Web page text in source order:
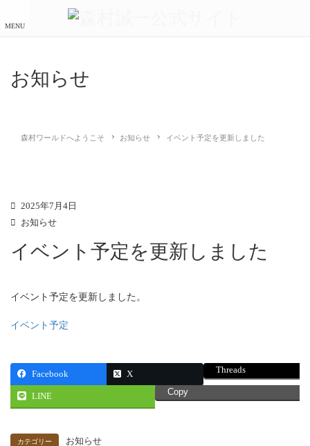
お知らせ
森村ワールドへようこそ お知らせ イベント予定を更新しました
2025年7月4日
お知らせ
イベント予定を更新しました
イベント予定を更新しました。
イベント予定
Facebook X Threads
LINE Copy
カテゴリー お知らせ
MENU